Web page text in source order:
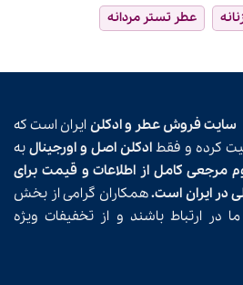
عطر تستر مردانه
سایت فروش عطر و ادکلن ایران است که
کرده و فقط ادکلن اصل و اورجینال به
مرجعی کامل از اطلاعات و قیمت برای
در ایران است.همکاران گرامی از بخش
در ارتباط باشند و از تخفیفات ویژه